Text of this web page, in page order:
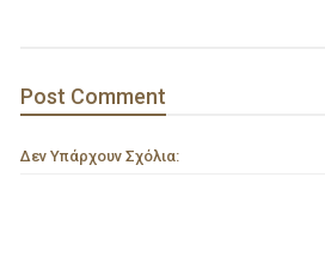
Post Comment
Δεν Υπάρχουν Σχόλια: